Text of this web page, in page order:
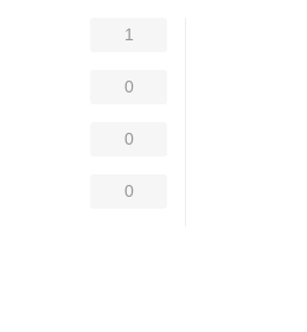
1
0
0
0